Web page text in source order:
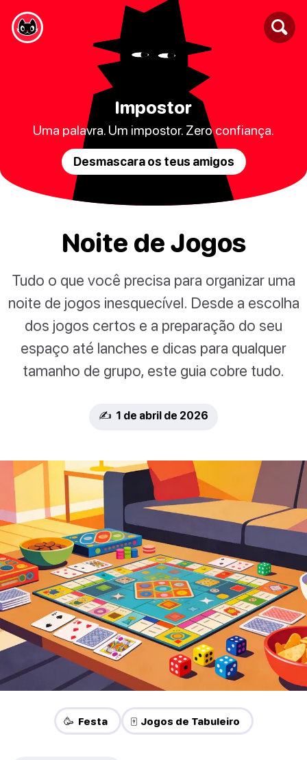
Impostor
Uma palavra. Um impostor. Zero confiança.
Desmascara os teus amigos
Noite de Jogos
Tudo o que você precisa para organizar uma
noite de jogos inesquecível. Desde a escolha
dos jogos certos e a preparação do seu
espaço até lanches e dicas para qualquer
tamanho de grupo, este guia cobre tudo.
✍️ 1 de abril de 2026
🥳 Festa 🀄 Jogos de Tabuleiro